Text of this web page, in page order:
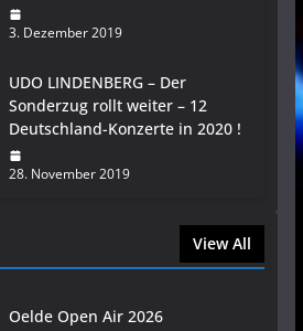
3. Dezember 2019
UDO LINDENBERG – Der
Sonderzug rollt weiter – 12
Deutschland-Konzerte in 2020 !
28. November 2019
View All
Oelde Open Air 2026